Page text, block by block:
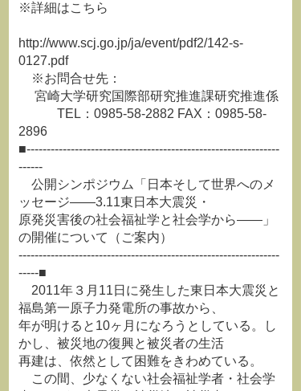
※詳細はこちら
http://www.scj.go.jp/ja/event/pdf2/142-s-
0127.pdf
※お問合せ先：
宮崎大学研究国際部研究推進課研究推進係
TEL：0985-58-2882 FAX：0985-58-
2896
■---------------------------------------------------------------
------
公開シンポジウム「日本そして世界へのメ
ッセージ――3.11東日本大震災・
原発災害後の社会福祉学と社会学から――」
の開催について（ご案内）
-----------------------------------------------------------------
-----■
2011年３月11日に発生した東日本大震災と
福島第一原子力発電所の事故から、
年が明けると10ヶ月になろうとしている。し
かし、被災地の復興と被災者の生活
再建は、依然として困難をきわめている。
この間、少なくない社会福祉学者・社会学